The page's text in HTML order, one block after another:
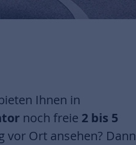
Ihnen in
noch freie 2 bis 5
vor Ort ansehen? Dann